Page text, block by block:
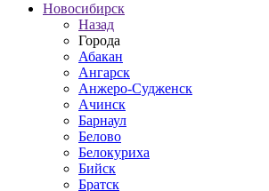
Новосибирск
Назад
Города
Абакан
Ангарск
Анжеро-Судженск
Ачинск
Барнаул
Белово
Белокуриха
Бийск
Братск